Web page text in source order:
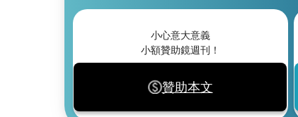
小心意大意義
小額贊助鏡週刊！
贊助本文